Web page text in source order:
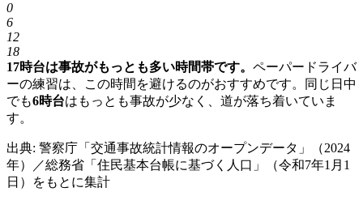
0
6
12
18
17時台は事故がもっとも多い時間帯です。 ペーパードライバ
ーの練習は、この時間を避けるのがおすすめです。同じ日中
でも6時台はもっとも事故が少なく、道が落ち着いていま
す。
出典: 警察庁「交通事故統計情報のオープンデータ」（2024
年）／総務省「住民基本台帳に基づく人口」（令和7年1月1
日）をもとに集計